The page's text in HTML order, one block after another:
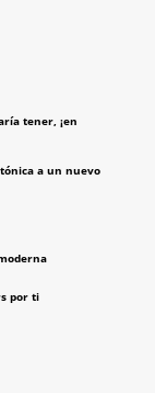
tener, ¡en
a un nuevo
por ti